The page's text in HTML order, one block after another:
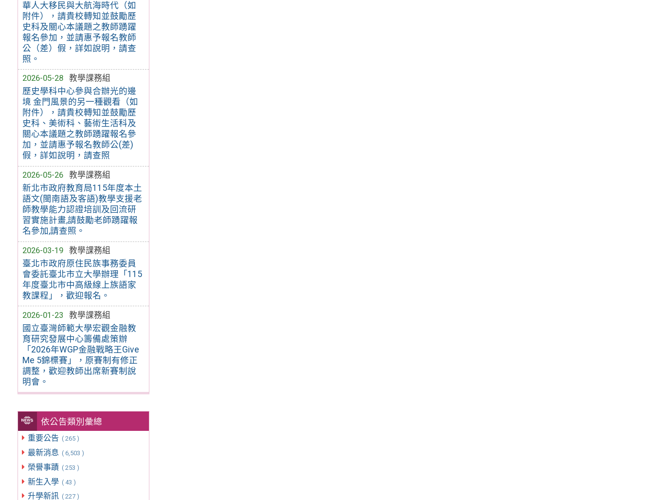
華人大移民與大航海時代（如
附件），請貴校轉知並鼓勵歷
史科及關心本議題之教師踴躍
報名參加，並請惠予報名教師
公（差）假，詳如說明，請查
照。
2026-05-28
教學課務組
歷史學科中心參與合辦光的邊
境 金門風景的另一種觀看（如
附件），請貴校轉知並鼓勵歷
史科、美術科、藝術生活科及
關心本議題之教師踴躍報名參
加，並請惠予報名教師公(差)
假，詳如說明，請查照
2026-05-26
教學課務組
新北市政府教育局115年度本土
語文(閩南語及客語)教學支援老
師教學能力認證培訓及回流研
習實施計畫,請鼓勵老師踴躍報
名參加,請查照。
2026-03-19
教學課務組
臺北市政府原住民族事務委員
會委託臺北市立大學辦理「115
年度臺北市中高級線上族語家
教課程」，歡迎報名。
2026-01-23
教學課務組
國立臺灣師範大學宏觀金融教
育研究發展中心籌備處策辦
「2026年WGP金融戰略王Give
Me 5錦標賽」，原賽制有修正
調整，歡迎教師出席新賽制說
明會。
依公告類別彙總
重要公告 ( 265 )
最新消息 ( 6,503 )
榮譽事蹟 ( 253 )
新生入學 ( 43 )
升學新訊 ( 227 )